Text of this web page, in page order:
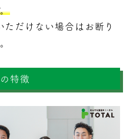
だけない場合はお断り
特徴